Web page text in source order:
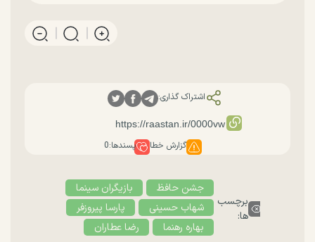
اشتراک گذاری:
گزارش خطا پسندها:0
برچسب
ها:
جشن حافظ
بازیگران سینما
شهاب حسینی
پارسا پیروزفر
بهاره رهنما
رضا عطاران